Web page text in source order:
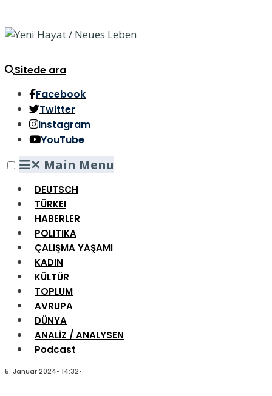
Sitede ara
Facebook
Twitter
Instagram
YouTube
✕ Main Menu
DEUTSCH
TÜRKEI
HABERLER
POLITIKA
ÇALIŞMA YAŞAMI
KADIN
KÜLTÜR
TOPLUM
AVRUPA
DÜNYA
ANALİZ / ANALYSEN
Podcast
5. Januar 2024• 14:32•